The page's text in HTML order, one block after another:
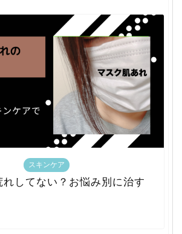
スキンケア
れしてない？お悩み別に治す